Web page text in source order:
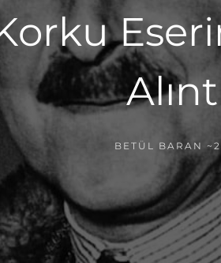
BETÜL BARAN